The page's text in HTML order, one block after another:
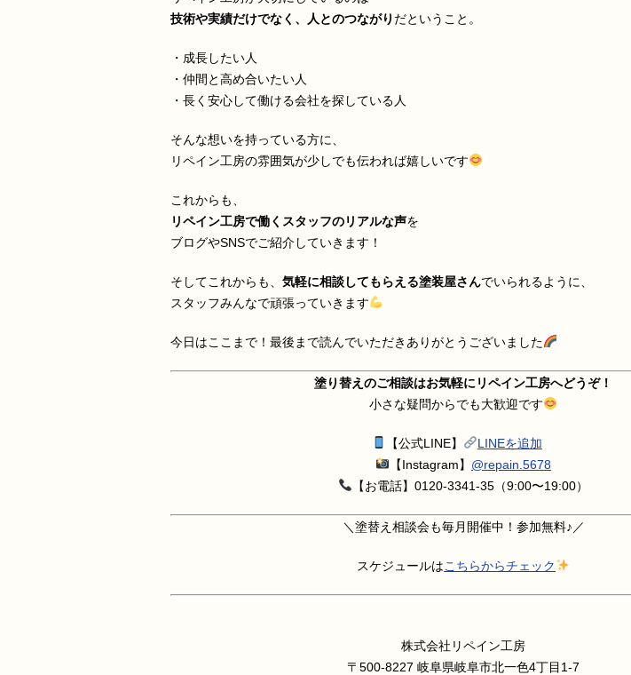
技術や実績だけでなく、人とのつながり だということ。
・成長したい人
・仲間と高め合いたい人
・長く安心して働ける会社を探している人
そんな想いを持っている方に、
リペイン工房の雰囲気が少しでも伝われば嬉しいです
これからも、
リペイン工房で働くスタッフのリアルな声を
ブログやSNSでご紹介していきます！
そしてこれからも、 気軽に相談してもらえる塗装屋さんでいられるように、
スタッフみんなで頑張っていきます
今日はここまで！最後まで読んでいただきありがとうございました
塗り替えのご相談はお気軽にリペイン工房へどうぞ！
小さな疑問からでも大歓迎です
【公式LINE】
LINEを追加
【Instagram】 @repain.5678
【お電話】0120-3341-35（9:00〜19:00）
＼塗替え相談会も毎月開催中！参加無料♪／
スケジュールはこちらからチェック
株式会社リペイン工房
〒500-8227 岐阜県岐阜市北一色4丁目1-7